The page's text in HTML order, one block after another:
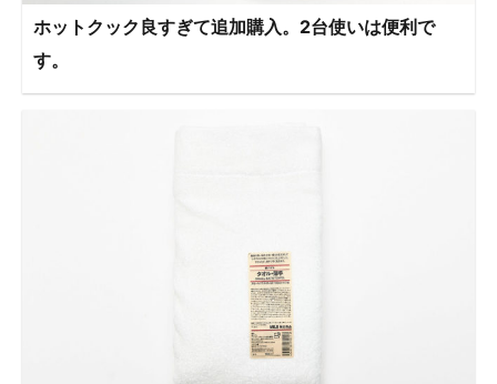
ホットクック良すぎて追加購入。2台使いは便利で
す。